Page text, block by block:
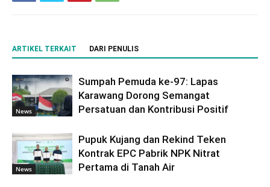
ARTIKEL TERKAIT DARI PENULIS
News
Sumpah Pemuda ke-97: Lapas
Karawang Dorong Semangat
Persatuan dan Kontribusi Positif
News
Pupuk Kujang dan Rekind Teken
Kontrak EPC Pabrik NPK Nitrat
Pertama di Tanah Air